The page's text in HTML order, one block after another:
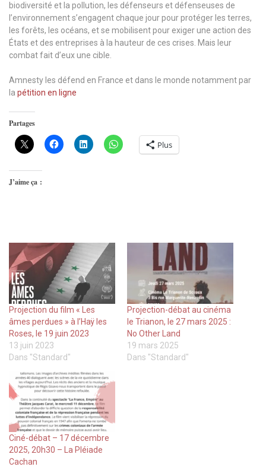
biodiversité et la pollution, les défenseurs et défenseuses de
l’environnement s’engagent chaque jour pour protéger les terres,
les forêts, les océans, et se mobilisent pour exiger une action des
États et des entreprises à la hauteur de ces crises. Mais leur
combat fait d’eux une cible.
Amnesty les défend en France et dans le monde notamment par
la pétition en ligne
Partages
Plus
J’aime ça :
Projection du film « Les
âmes perdues » à l’Haÿ les
Roses, le 19 juin 2023
13 juin 2023
Dans "Standard"
Projection-débat au cinéma
le Trianon, le 27 mars 2025 :
No Other Land
19 mars 2025
Dans "Standard"
Ciné-débat – 17 décembre
2025, 20h30 – La Pléiade
Cachan